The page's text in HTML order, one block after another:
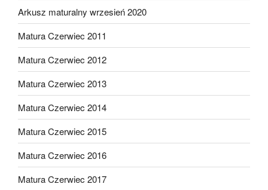
Arkusz maturalny wrzesień 2020
Matura Czerwiec 2011
Matura Czerwiec 2012
Matura Czerwiec 2013
Matura Czerwiec 2014
Matura Czerwiec 2015
Matura Czerwiec 2016
Matura Czerwiec 2017